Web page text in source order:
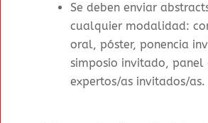
Se deben enviar
cualquier modalidad:
oral, póster, ponencia
simposio invitado, panel
expertos/as invitados/as.